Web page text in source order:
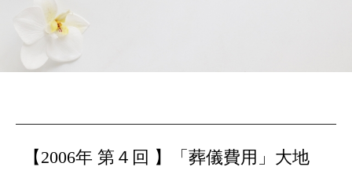
【2006年 第４回 】「葬儀費用」大地